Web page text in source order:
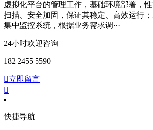
虚拟化平台的管理工作，基础环境部署，
扫描、安全加固，保证其稳定、高效运行；
集中监控系统，根据业务需求调···
24小时欢迎咨询
182 2455 5590
立即留言

快捷导航